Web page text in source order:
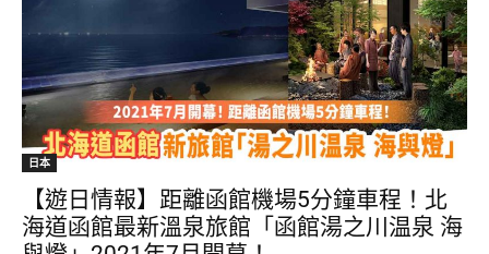
日本
【遊日情報】距離函館機場5分鐘車程！北
海道函館最新溫泉旅館「函館湯之川温泉 海